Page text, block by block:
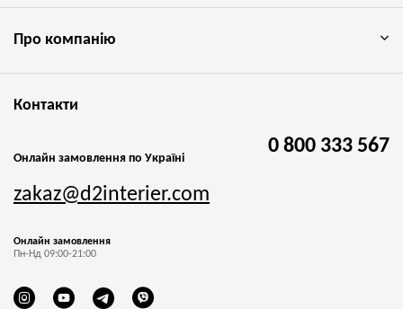
Про компанію
Контакти
Онлайн замовлення по Україні
0 800 333 567
zakaz@d2interier.com
Онлайн замовлення
Пн-Нд 09:00-21:00